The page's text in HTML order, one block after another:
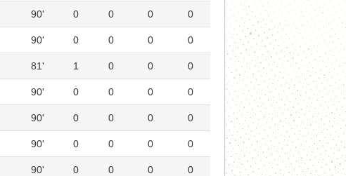
90' 0 0 0 0
90' 0 0 0 0
81' 1 0 0 0
90' 0 0 0 0
90' 0 0 0 0
90' 0 0 0 0
90' 0 0 0 0